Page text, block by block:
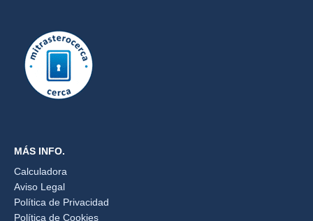
MÁS INFO.
Calculadora
Aviso Legal
Política de Privacidad
Política de Cookies